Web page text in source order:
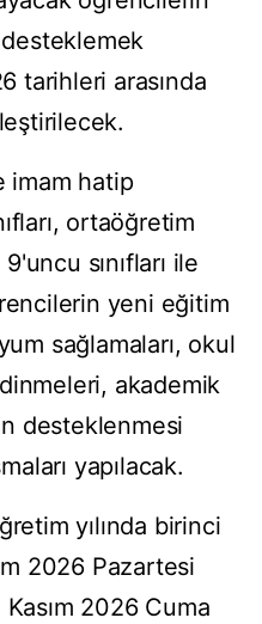
tarihleri arasında
imam hatip
ortaöğretim
sınıfları ile
yeni eğitim
sağlamaları, okul
akademik
desteklenmesi
yapılacak.
yılında birinci
2026 Pazartesi
2026 Cuma